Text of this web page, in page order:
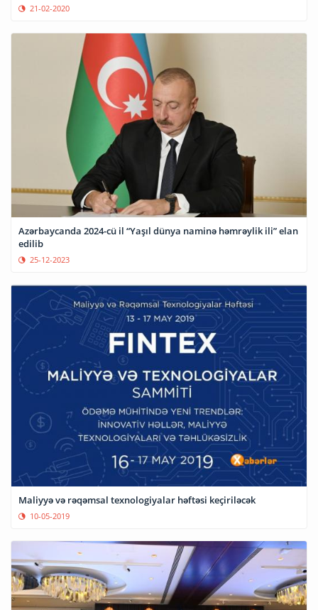
21-02-2020
Azərbaycanda 2024-cü il “Yaşıl dünya naminə həmrəylik ili” elan
edilib
25-12-2023
Maliyyə və rəqəmsal texnologiyalar həftəsi keçiriləcək
10-05-2019